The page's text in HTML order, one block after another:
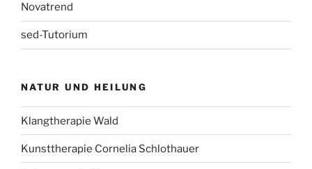
Novatrend
sed-Tutorium
NATUR UND HEILUNG
Klangtherapie Wald
Kunsttherapie Cornelia Schlothauer